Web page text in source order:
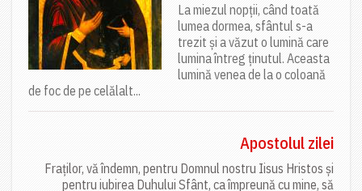
La miezul nopții, când toată
lumea dormea, sfântul s-a
trezit și a văzut o lumină care
lumina întreg ținutul. Aceasta
lumină venea de la o coloană
de foc de pe celălalt...
Apostolul zilei
Fraților, vă îndemn, pentru Domnul nostru Iisus Hristos și
pentru iubirea Duhului Sfânt, ca împreună cu mine, să